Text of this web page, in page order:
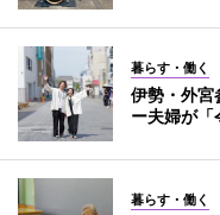
暮らす・働く
伊勢・外
ー夫婦が「
暮らす・働く